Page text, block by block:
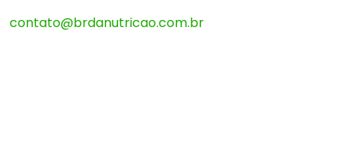
contato@brdanutricao.com.br